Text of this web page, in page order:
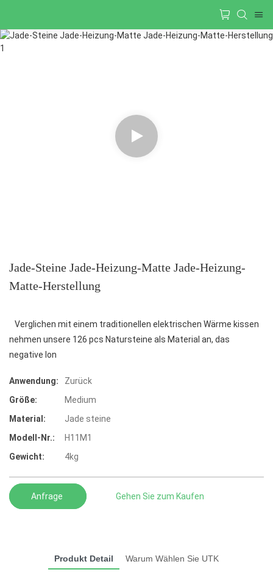
Jade-Steine Jade-Heizung-Matte Jade-Heizung-
Matte-Herstellung
Verglichen mit einem traditionellen elektrischen Wärme kissen
nehmen unsere 126 pcs Natursteine als Material an, das
negative Ion
Anwendung:
Zurück
Größe:
Medium
Material:
Jade steine
Modell-Nr.:
H11M1
Gewicht:
4kg
Anfrage Gehen Sie zum Kaufen
Produkt Detail Warum Wählen Sie UTK